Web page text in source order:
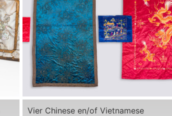
Vier Chinese en/of Vietnamese